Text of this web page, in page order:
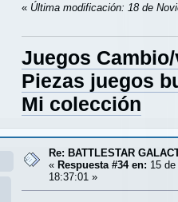
« Última modificación: 18 de
Juegos
Piezas juegos
Mi colección
Re: BATTLESTAR
« Respuesta #34 en: 15
18:37:01 »